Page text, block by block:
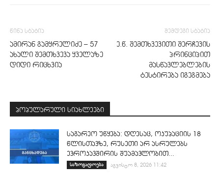
წინა სტატია
ამირან გამყრელიძე – 57
ახალი შემთხვევა ყველაზე
დიდი რიცხვია
შემდეგი სტატია
ე.წ. შემთხვევითი შერჩევის
პრინციპით
მასწავლებლების
ტესტირება იგეგმება
პოპულარული სიახლეები
საგარეო უწყება: დღესაც, ოკუპაციის 18
წლისთავზე, რუსეთი არ ასრულებს
ევროკავშირის შუამავლობით...
საზოგადოება აგვისტო 8, 2026 11:42